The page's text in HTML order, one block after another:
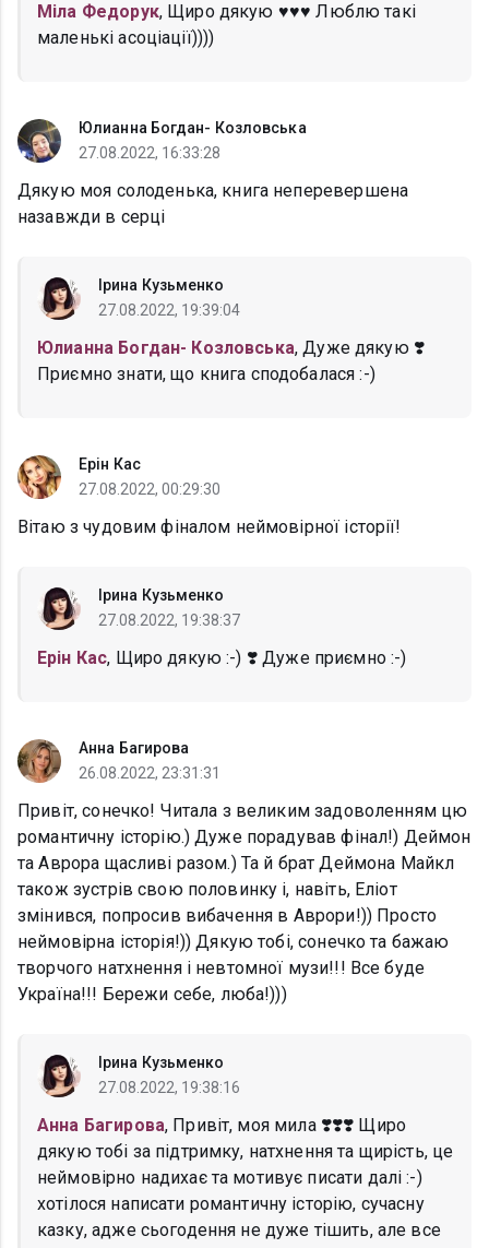
Міла Федорук, Щиро дякую ♥️♥️♥️ Люблю такі
маленькі асоціації))))
Юлианна Богдан- Козловська
27.08.2022, 16:33:28
Дякую моя солоденька, книга неперевершена
назавжди в серці
Ірина Кузьменко
27.08.2022, 19:39:04
Юлианна Богдан- Козловська, Дуже дякую ❣️
Приємно знати, що книга сподобалася :-)
Ерін Кас
27.08.2022, 00:29:30
Вітаю з чудовим фіналом неймовірної історії!
Ірина Кузьменко
27.08.2022, 19:38:37
Ерін Кас, Щиро дякую :-) ❣️ Дуже приємно :-)
Анна Багирова
26.08.2022, 23:31:31
Привіт, сонечко! Читала з великим задоволенням цю
романтичну історію.) Дуже порадував фінал!) Деймон
та Аврора щасливі разом.) Та й брат Деймона Майкл
також зустрів свою половинку і, навіть, Еліот
змінився, попросив вибачення в Аврори!)) Просто
неймовірна історія!)) Дякую тобі, сонечко та бажаю
творчого натхнення і невтомної музи!!! Все буде
Україна!!! Бережи себе, люба!)))
Ірина Кузьменко
27.08.2022, 19:38:16
Анна Багирова, Привіт, моя мила ❣️❣️❣️ Щиро
дякую тобі за підтримку, натхнення та щирість, це
неймовірно надихає та мотивує писати далі :-)
хотілося написати романтичну історію, сучасну
казку, адже сьогодення не дуже тішить, але все